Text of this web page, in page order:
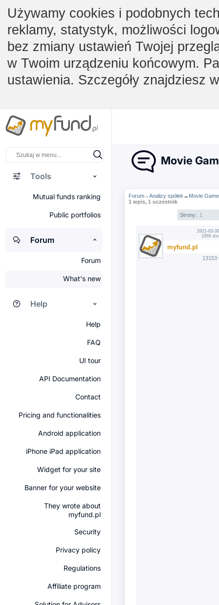
Używamy cookies i podobnych
reklamy, statystyk, możliwości
bez zmiany ustawień Twojej
w Twoim urządzeniu końcowym.
ustawienia. Szczegóły znajdziesz
Tools
Mutual funds ranking
Public portfolios
Forum
Forum
What's new
Help
Help
FAQ
UI tour
API Documentation
Contact
Pricing and functionalities
Android application
iPhone iPad application
Widget for your site
Banner for your website
They wrote about
myfund.pl
Security
Privacy policy
Regulations
Affiliate program
Movie
Forum→Analizy spółek → Movie
1 wpis, 1 uczestnik
Strony: 1
2021-03-
1955
myfund.pl
13153